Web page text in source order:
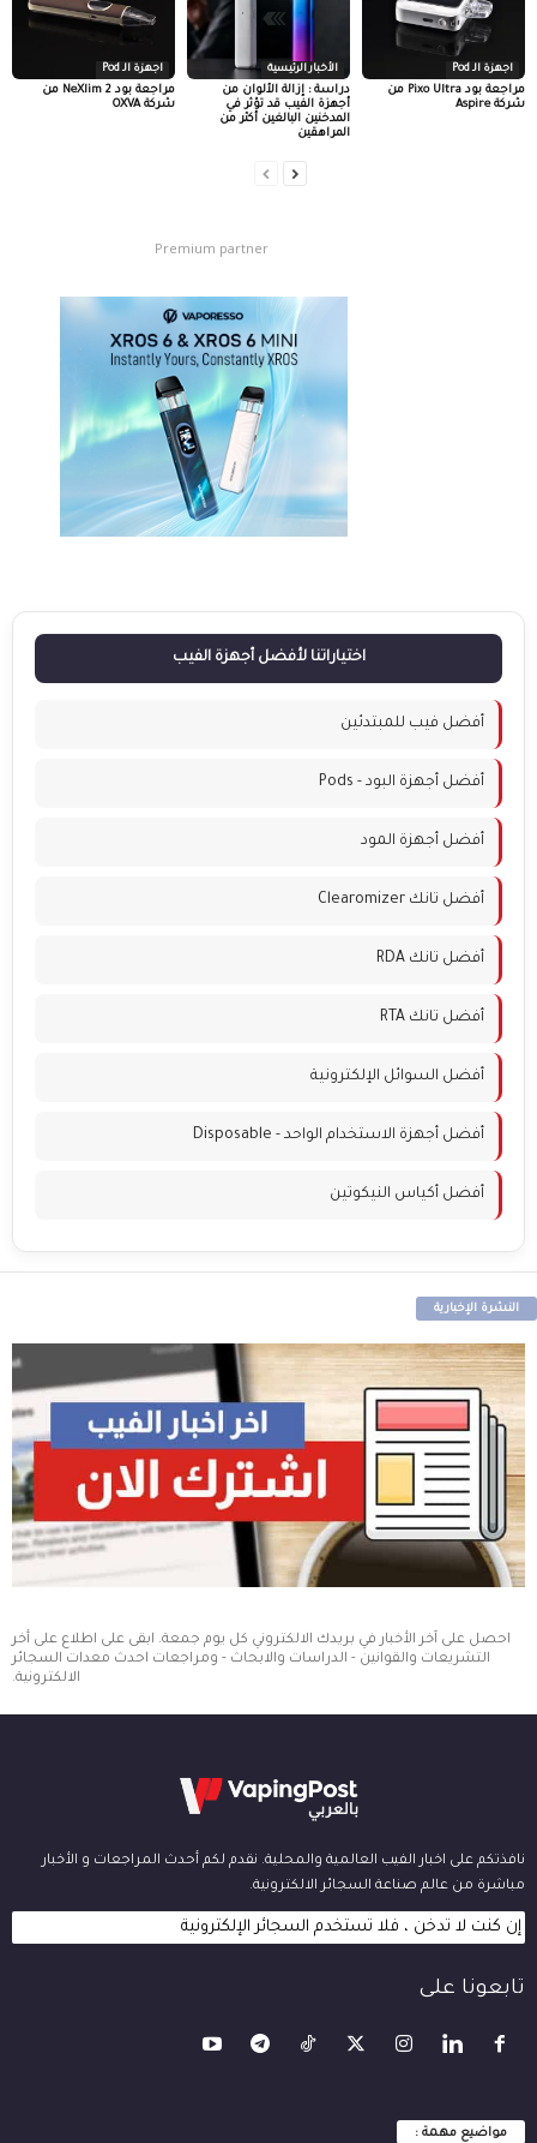
اجهزة الـ Pod
مراجعة بود NeXlim 2 من
شركة OXVA
الأخبار الرئيسية
دراسة : إزالة الألوان من
أجهزة الفيب قد تؤثر في
المدخنين البالغين أكثر من
المراهقين
اجهزة الـ Pod
مراجعة بود Pixo Ultra من
شركة Aspire
Premium partner
اختياراتنا لأفضل أجهزة الفيب
أفضل فيب للمبتدئين
أفضل أجهزة البود - Pods
أفضل أجهزة المود
أفضل تانك Clearomizer
أفضل تانك RDA
أفضل تانك RTA
أفضل السوائل الإلكترونية
أفضل أجهزة الاستخدام الواحد - Disposable
أفضل أكياس النيكوتين
النشرة الإخبارية
احصل على آخر الأخبار في بريدك الالكتروني كل يوم جمعة. ابقى على اطلاع على أخر
التشريعات والقوانين - الدراسات والابحاث - ومراجعات احدث معدات السجائر
الالكترونية.
نافذتكم على اخبار الفيب العالمية والمحلية. نقدم لكم أحدث المراجعات و الأخبار
مباشرة من عالم صناعة السجائر الالكترونية.
إن كنت لا تدخن ، فلا تستخدم السجائر الإلكترونية
تابعونا على
مواضيع مهمة :